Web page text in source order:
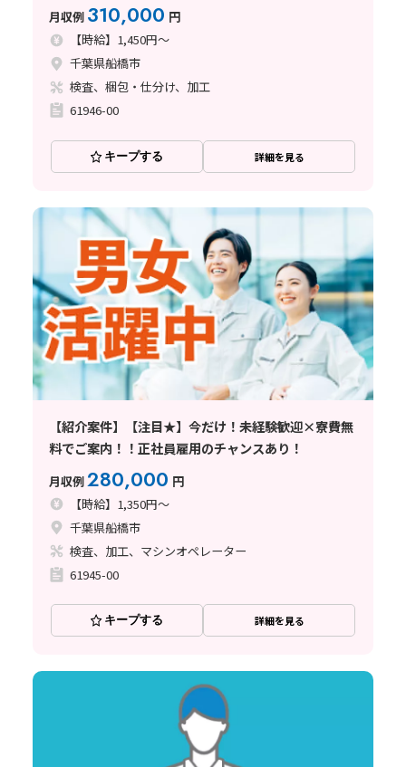
月収例 310,000 円
【時給】1,450円～
千葉県船橋市
検査、梱包・仕分け、加工
61946-00
キープする 詳細を見る
【紹介案件】【注目★】今だけ！未経験歓迎×寮費無
料でご案内！！正社員雇用のチャンスあり！
月収例280,000 円
【時給】1,350円～
千葉県船橋市
検査、加工、マシンオペレーター
61945-00
キープする 詳細を見る